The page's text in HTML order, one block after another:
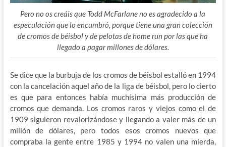
Pero no os creáis que Todd McFarlane no es agradecido a la
especulación que lo encumbró, porque tiene una gran colección
de cromos de béisbol y de pelotas de home run por las que ha
llegado a pagar millones de dólares.
Se dice que la burbuja de los cromos de béisbol estalló en 1994
con la cancelación aquel año de la liga de béisbol, pero lo cierto
es que para entonces había muchísima más producción de
cromos que demanda. Los cromos raros y viejos como el de
1909 siguieron revalorizándose y llegando a valer más de un
millón de dólares, pero todos esos cromos nuevos que
compraba la gente entre 1985 y 1994 no valen una mierda,